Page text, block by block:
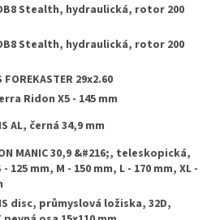
Stealth, hydraulická, rotor 200
Stealth, hydraulická, rotor 200
FOREKASTER 29x2.60
Ridon X5 - 145 mm
AL, černá 34,9 mm
MANIC 30,9 &#216;, teleskopická,
125 mm, M - 150 mm, L - 170 mm, XL -
disc, průmyslová ložiska, 32D,